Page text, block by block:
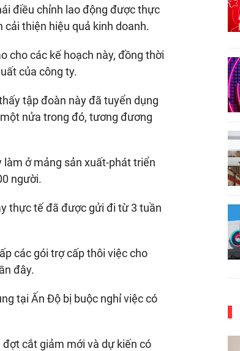
điều chỉnh lao động được thực
thiện hiệu quả kinh doanh.
cho các kế hoạch này, đồng thời
của công ty.
tập đoàn này đã tuyển dụng
nửa trong đó, tương đương
ở mảng sản xuất-phát triển
người.
thực tế đã được gửi đi từ 3 tuần
các gói trợ cấp thôi việc cho
đây.
tại Ấn Độ bị buộc nghỉ việc có
đợt cắt giảm mới và dự kiến có